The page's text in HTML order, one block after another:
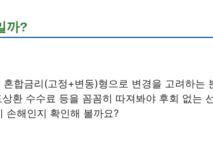
까?
합금리(고정+변동)형으로 변경을 고려하는
환 수수료 등을 꼼꼼히 따져봐야 후회 없는
손해인지 확인해 볼까요?